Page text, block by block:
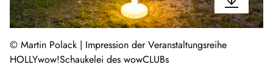
© Martin Polack | Impression der Veranstaltungsreihe
HOLLYwow!Schaukelei des wowCLUBs